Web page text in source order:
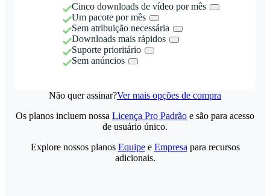
Cinco downloads de vídeo por mês
Um pacote por mês
Sem atribuição necessária
Downloads mais rápidos
Suporte prioritário
Sem anúncios
Não quer assinar?Ver mais opções de compra
Os planos incluem nossa Licença Pro Padrão e são para acesso
de usuário único.
Explore nossos planos Equipee Empresa para recursos
adicionais.